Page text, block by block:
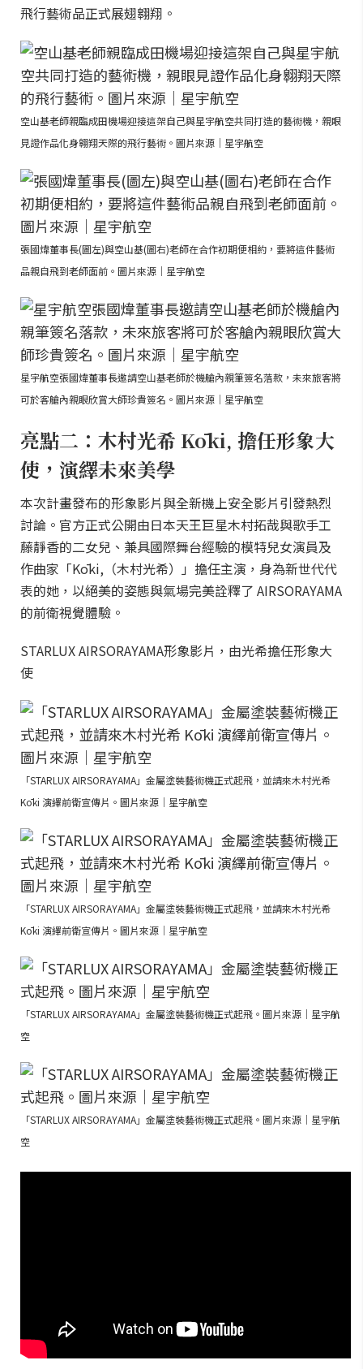
飛行藝術品正式展翅翱翔。
空山基老師親臨成田機場迎接這架自己與星宇航空共同打造的藝術機，親眼
見證作品化身翱翔天際的飛行藝術。圖片來源｜星宇航空
張國煒董事長(圖左)與空山基(圖右)老師在合作初期便相約，要將這件藝術
品親自飛到老師面前。圖片來源｜星宇航空
星宇航空張國煒董事長邀請空山基老師於機艙內親筆簽名落款，未來旅客將
可於客艙內親眼欣賞大師珍貴簽名。圖片來源｜星宇航空
亮點二：木村光希 Kōki, 擔任形象大
使，演繹未來美學
本次計畫發布的形象影片與全新機上安全影片引發熱烈
討論。官方正式公開由日本天王巨星木村拓哉與歌手工
藤靜香的二女兒、兼具國際舞台經驗的模特兒女演員及
作曲家「Kōki,（木村光希）」擔任主演，身為新世代代
表的她，以絕美的姿態與氣場完美詮釋了 AIRSORAYAMA
的前衛視覺體驗。
STARLUX AIRSORAYAMA形象影片，由光希擔任形象大
使
「STARLUX AIRSORAYAMA」金屬塗裝藝術機正式起飛，並請來木村光希
Kōki 演繹前衛宣傳片。圖片來源｜星宇航空
「STARLUX AIRSORAYAMA」金屬塗裝藝術機正式起飛，並請來木村光希
Kōki 演繹前衛宣傳片。圖片來源｜星宇航空
「STARLUX AIRSORAYAMA」金屬塗裝藝術機正式起飛。圖片來源｜星宇航
空
「STARLUX AIRSORAYAMA」金屬塗裝藝術機正式起飛。圖片來源｜星宇航
空